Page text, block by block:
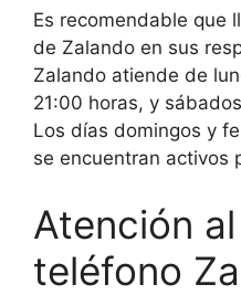
Es recomendable que
de Zalando en sus
Zalando atiende de
21:00 horas, y
Los días domingos y
se encuentran activos
Atención
teléfono